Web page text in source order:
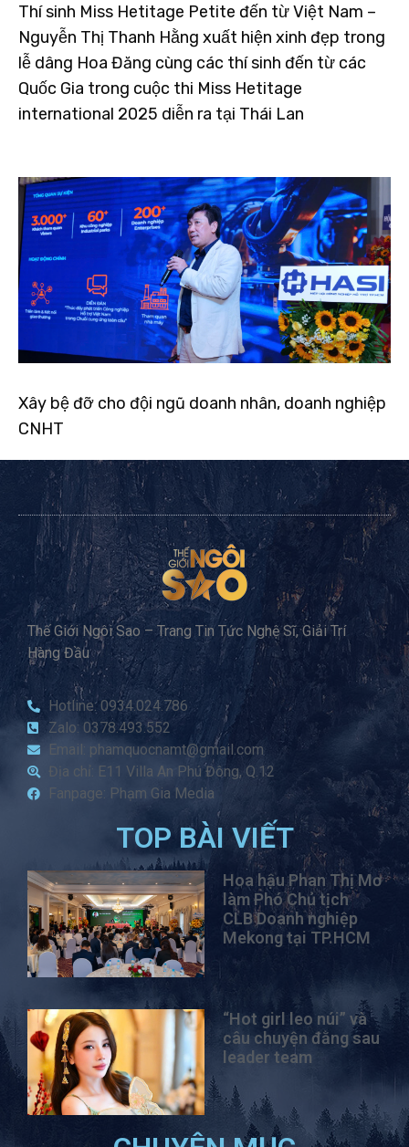
Thí sinh Miss Hetitage Petite đến từ Việt Nam –
Nguyễn Thị Thanh Hằng xuất hiện xinh đẹp trong
lễ dâng Hoa Đăng cùng các thí sinh đến từ các
Quốc Gia trong cuộc thi Miss Hetitage
international 2025 diễn ra tại Thái Lan
Xây bệ đỡ cho đội ngũ doanh nhân, doanh nghiệp
CNHT
Thế Giới Ngôi Sao – Trang Tin Tức Nghệ Sĩ, Giải Trí
Hàng Đầu
Hotline: 0934.024.786
Zalo: 0378.493.552
Email: phamquocnamt@gmail.com
Địa chỉ: E11 Villa An Phú Đông, Q.12
Fanpage: Phạm Gia Media
TOP BÀI VIẾT
Hoa hậu Phan Thị Mơ
làm Phó Chủ tịch
CLB Doanh nghiệp
Mekong tại TP.HCM
“Hot girl leo núi” và
câu chuyện đằng sau
leader team